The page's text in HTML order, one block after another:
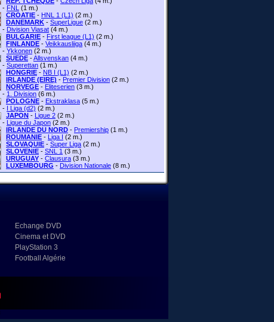
- FNL (1 m.)
CROATIE - HNL 1 (L1) (2 m.)
DANEMARK - SuperLigue (2 m.)
- Division Viasat (4 m.)
BULGARIE - First league (L1) (2 m.)
FINLANDE - Veikkausliiga (4 m.)
- Ykkonen (2 m.)
SUEDE -Allsvenskan (4 m.)
- Superettan (1 m.)
HONGRIE - NB I (L1) (2 m.)
IRLANDE (EIRE) - Premier Division (2 m.)
NORVEGE - Eliteserien (3 m.)
- 1. Division (6 m.)
POLOGNE - Ekstraklasa (5 m.)
- I Liga (d2) (2 m.)
JAPON - Ligue 2 (2 m.)
- Ligue du Japon (2 m.)
IRLANDE DU NORD - Premiership (1 m.)
ROUMANIE - Liga I (2 m.)
SLOVAQUIE - Super Liga (2 m.)
SLOVENIE - SNL 1 (3 m.)
URUGUAY - Clausura (3 m.)
LUXEMBOURG - Division Nationale (8 m.)
Echange DVD
Cinema et DVD
PlayStation 3
Football Algérie